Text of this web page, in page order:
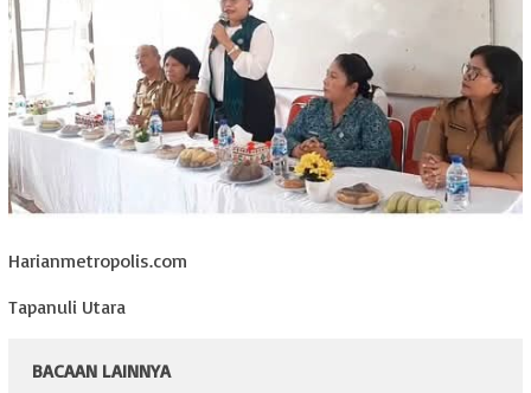
Harianmetropolis.com
Tapanuli Utara
BACAAN LAINNYA